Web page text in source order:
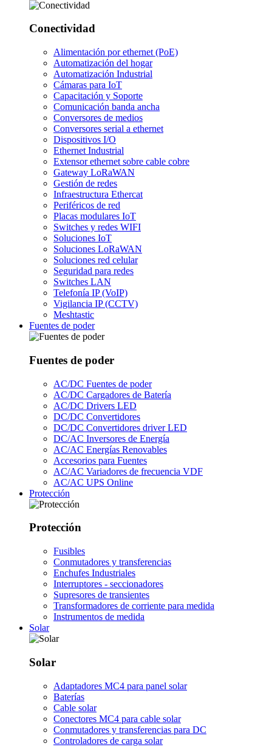
Conectividad
Alimentación por ethernet (PoE)
Automatización del hogar
Automatización Industrial
Cámaras para IoT
Capacitación y Soporte
Comunicación banda ancha
Conversores de medios
Conversores serial a ethernet
Dispositivos I/O
Ethernet Industrial
Extensor ethernet sobre cable cobre
Gateway LoRaWAN
Gestión de redes
Infraestructura Ethercat
Periféricos de red
Placas modulares IoT
Switches y redes WIFI
Soluciones IoT
Soluciones LoRaWAN
Soluciones red celular
Seguridad para redes
Switches LAN
Telefonía IP (VoIP)
Vigilancia IP (CCTV)
Meshtastic
Fuentes de poder
Fuentes de poder
AC/DC Fuentes de poder
AC/DC Cargadores de Batería
AC/DC Drivers LED
DC/DC Convertidores
DC/DC Convertidores driver LED
DC/AC Inversores de Energía
AC/AC Energías Renovables
Accesorios para Fuentes
AC/AC Variadores de frecuencia VDF
AC/AC UPS Online
Protección
Protección
Fusibles
Conmutadores y transferencias
Enchufes Industriales
Interruptores - seccionadores
Supresores de transientes
Transformadores de corriente para medida
Instrumentos de medida
Solar
Solar
Adaptadores MC4 para panel solar
Baterías
Cable solar
Conectores MC4 para cable solar
Conmutadores y transferencias para DC
Controladores de carga solar